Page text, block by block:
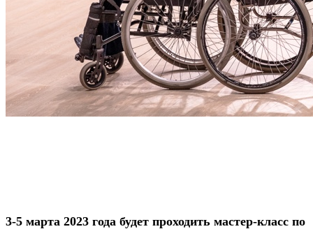
3-5 марта 2023 года будет проходить мастер-класс по